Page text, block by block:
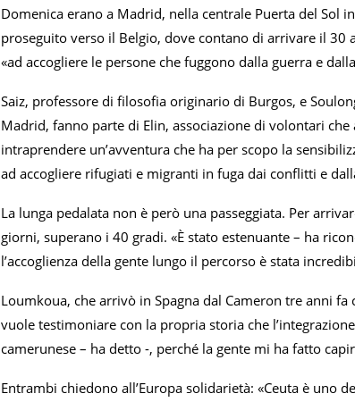
Domenica erano a Madrid, nella centrale Puerta del Sol
proseguito verso il Belgio, dove contano di arrivare il
«ad accogliere le persone che fuggono dalla guerra e
Saiz, professore di filosofia originario di Burgos, e
Madrid, fanno parte di Elin, associazione di volontari
intraprendere un’avventura che ha per scopo la
ad accogliere rifugiati e migranti in fuga dai conflitti e
La lunga pedalata non è però una passeggiata. Per
giorni, superano i 40 gradi. «È stato estenuante – ha
l’accoglienza della gente lungo il percorso è stata
Loumkoua, che arrivò in Spagna dal Cameron tre anni
vuole testimoniare con la propria storia che
camerunese – ha detto -, perché la gente mi ha fatto
Entrambi chiedono all’Europa solidarietà: «Ceuta è uno